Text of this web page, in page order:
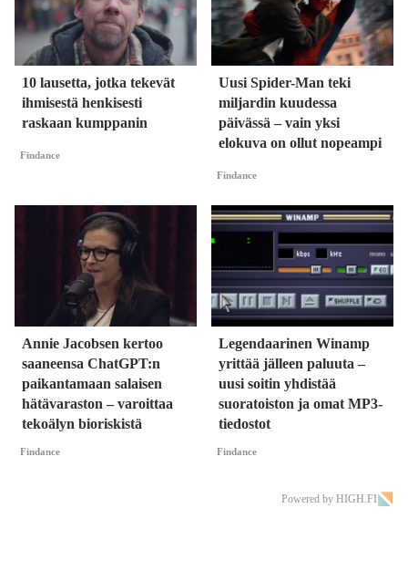
10 lausetta, jotka tekevät
ihmisestä henkisesti
raskaan kumppanin
Findance
Uusi Spider-Man teki
miljardin kuudessa
päivässä – vain yksi
elokuva on ollut nopeampi
Findance
Annie Jacobsen kertoo
saaneensa ChatGPT:n
paikantamaan salaisen
hätävaraston – varoittaa
tekoälyn bioriskistä
Findance
Legendaarinen Winamp
yrittää jälleen paluuta –
uusi soitin yhdistää
suoratoiston ja omat MP3-
tiedostot
Findance
Powered by HIGH.FI